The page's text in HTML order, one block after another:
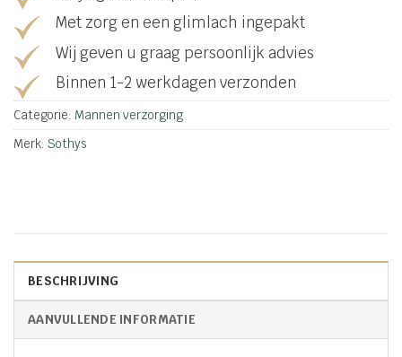
Met zorg en een glimlach ingepakt
Wij geven u graag persoonlijk advies
Binnen 1-2 werkdagen verzonden
Categorie: Mannen verzorging
Merk: Sothys
BESCHRIJVING
AANVULLENDE INFORMATIE